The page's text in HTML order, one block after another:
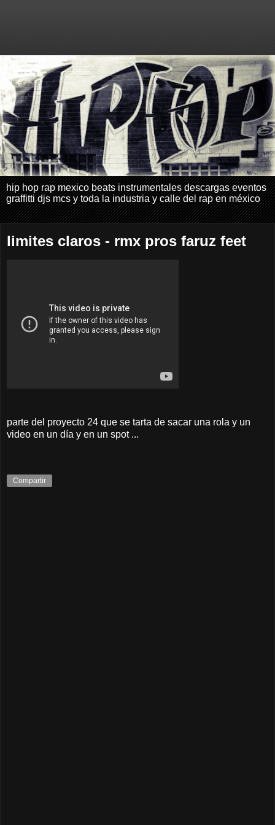
hip hop rap mexico beats instrumentales descargas eventos
graffitti djs mcs y toda la industria y calle del rap en méxico
limites claros - rmx pros faruz feet
parte del proyecto 24 que se tarta de sacar una rola y un
video en un día y en un spot ...
Compartir